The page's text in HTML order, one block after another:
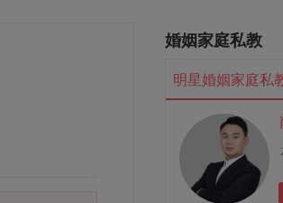
婚姻家庭私教
明星婚姻家庭私